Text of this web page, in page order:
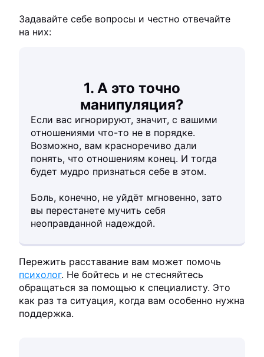
Задавайте себе вопросы и честно отвечайте
на них:
1. А это точно
манипуляция?
Если вас игнорируют, значит, с вашими
отношениями что-то не в порядке.
Возможно, вам красноречиво дали
понять, что отношениям конец. И тогда
будет мудро признаться себе в этом.
Боль, конечно, не уйдёт мгновенно, зато
вы перестанете мучить себя
неоправданной надеждой.
Пережить расставание вам может помочь
психолог. Не бойтесь и не стесняйтесь
обращаться за помощью к специалисту. Это
как раз та ситуация, когда вам особенно нужна
поддержка.